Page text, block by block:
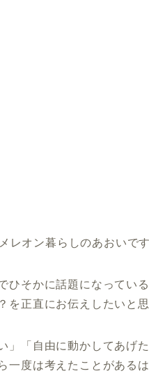
レオン暮らしのあおいです
ひそかに話題になっている
を正直にお伝えしたいと思
」「自由に動かしてあげ
度は考えたことがある